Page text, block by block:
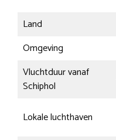
Land
Omgeving
Vluchtduur vanaf
Schiphol
Lokale luchthaven